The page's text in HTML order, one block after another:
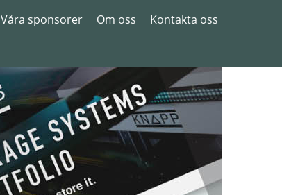
Våra sponsorer Om oss
Kontakta oss